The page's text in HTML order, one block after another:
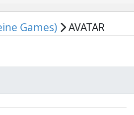
Games) AVATAR